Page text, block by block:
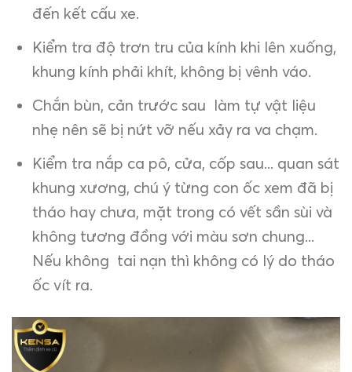
đến kết cấu xe.
Kiểm tra độ trơn tru của kính khi lên xuống,
khung kính phải khít, không bị vênh váo.
Chắn bùn, cản trước sau làm tự vật liệu
nhẹ nên sẽ bị nứt vỡ nếu xảy ra va chạm.
Kiểm tra nắp ca pô, cửa, cốp sau... quan sát
khung xương, chú ý từng con ốc xem đã bị
tháo hay chưa, mặt trong có vết sần sùi và
không tương đồng với màu sơn chung...
Nếu không tai nạn thì không có lý do tháo
ốc vít ra.